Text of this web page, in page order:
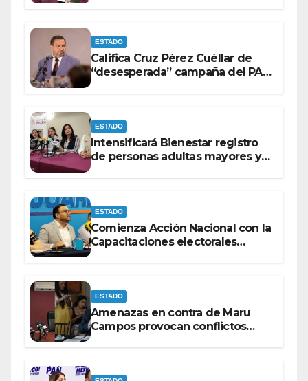
ESTADO
Califica Cruz Pérez Cuéllar de
“desesperada” campaña del PAN
ESTADO
Intensificará Bienestar registro
de personas adultas mayores y
ESTADO
Comienza Acción Nacional con la
Capacitaciones electorales
ESTADO
Amenazas en contra de Maru
Campos provocan conflictos